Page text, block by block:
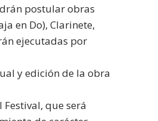
postular obras
en Do), Clarinete,
ejecutadas por
y edición de la obra
que será